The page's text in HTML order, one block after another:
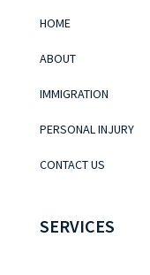
HOME
ABOUT
IMMIGRATION
PERSONAL INJURY
CONTACT US
SERVICES